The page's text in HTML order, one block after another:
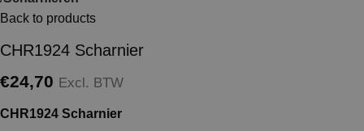
Back to products
CHR1924 Scharnier
€24,70 Excl. BTW
CHR1924 Scharnier